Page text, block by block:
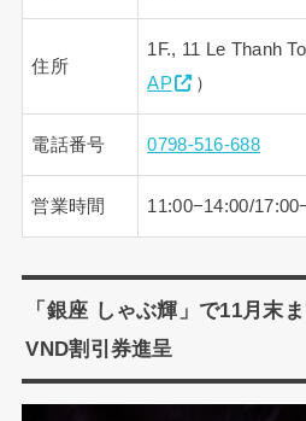
住所
1F., 11 Le Thanh
AP
）
電話番号 0798-516-688
営業時間 11:00−14:00/
「銀座 しゃぶ輝」で11月末
VND割引券進呈